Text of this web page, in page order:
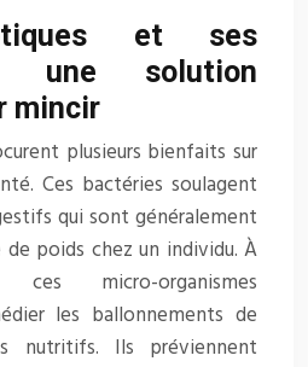
et ses
une solution
mincir
plusieurs bienfaits sur
Ces bactéries soulagent
qui sont généralement
de poids chez un individu. À
micro-organismes
les ballonnements de
nutritifs. Ils préviennent